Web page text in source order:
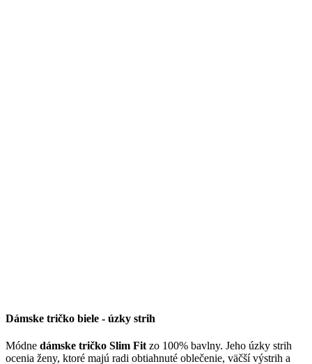
Dámske tričko biele - úzky strih
Módne dámske tričko Slim Fit zo 100% bavlny. Jeho úzky strih
ocenia ženy, ktoré majú radi obtiahnuté oblečenie, väčší výstrih a